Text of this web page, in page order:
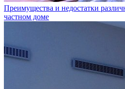
Преимущества и недостатки
частном доме